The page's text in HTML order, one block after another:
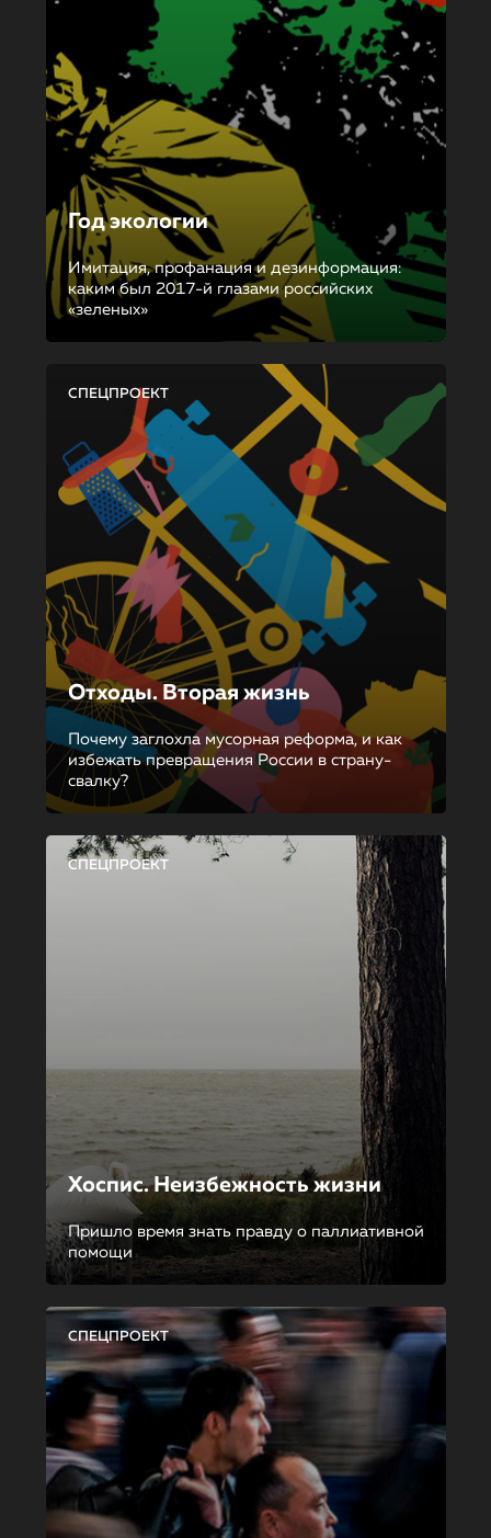
Год экологии
Имитация, профанация и дезинформация:
каким был 2017-й глазами российских
«зеленых»
СПЕЦПРОЕКТ
Отходы. Вторая жизнь
Почему заглохла мусорная реформа, и как
избежать превращения России в страну-
свалку?
СПЕЦПРОЕКТ
Хоспис. Неизбежность жизни
Пришло время знать правду о паллиативной
помощи
СПЕЦПРОЕКТ